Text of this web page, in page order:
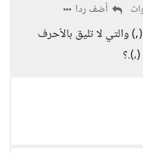
أضف ردا
والتي لا تليق بالأحرف